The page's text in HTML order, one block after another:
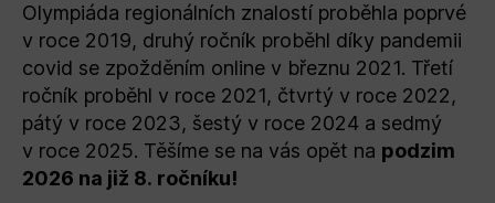
Olympiáda regionálních znalostí proběhla poprvé
v roce 2019, druhý ročník proběhl díky pandemii
covid se zpožděním online v březnu 2021. Třetí
ročník proběhl v roce 2021, čtvrtý v roce 2022,
pátý v roce 2023, šestý v roce 2024 a sedmý
v roce 2025. Těšíme se na vás opět na podzim
2026 na již 8. ročníku!